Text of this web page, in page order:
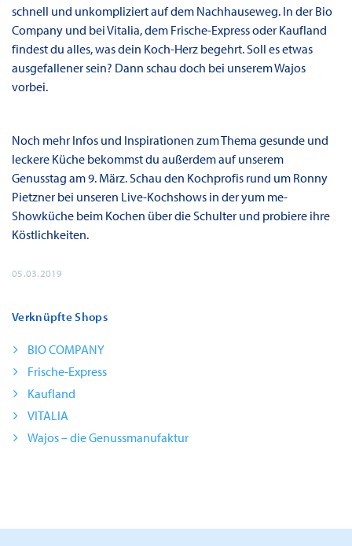
schnell und unkompliziert auf dem Nachhauseweg. In der Bio
Company und bei Vitalia, dem Frische-Express oder Kaufland
findest du alles, was dein Koch-Herz begehrt. Soll es etwas
ausgefallener sein? Dann schau doch bei unserem Wajos
vorbei.
Noch mehr Infos und Inspirationen zum Thema gesunde und
leckere Küche bekommst du außerdem auf unserem
Genusstag am 9. März. Schau den Kochprofis rund um Ronny
Pietzner bei unseren Live-Kochshows in der yum me-
Showküche beim Kochen über die Schulter und probiere ihre
Köstlichkeiten.
05.03.2019
Verknüpfte Shops
BIO COMPANY
Frische-Express
Kaufland
VITALIA
Wajos – die Genussmanufaktur